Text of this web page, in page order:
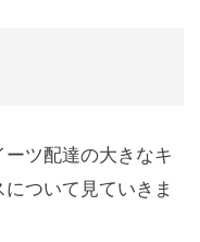
ツ配達の大きなキ
ついて見ていきま